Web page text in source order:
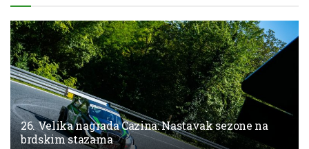
26. Velika nagrada Cazina: Nastavak sezone na
brdskim stazama